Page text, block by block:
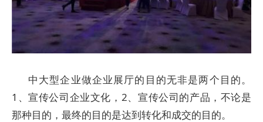
中大型企业做企业展厅的目的无非是两个目的。
1、宣传公司企业文化，2、宣传公司的产品，不论是
那种目的，最终的目的是达到转化和成交的目的。